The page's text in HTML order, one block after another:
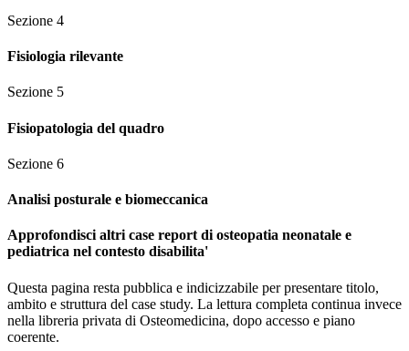
Sezione 4
Fisiologia rilevante
Sezione 5
Fisiopatologia del quadro
Sezione 6
Analisi posturale e biomeccanica
Approfondisci altri case report di osteopatia neonatale e
pediatrica nel contesto disabilita'
Questa pagina resta pubblica e indicizzabile per presentare titolo,
ambito e struttura del case study. La lettura completa continua invece
nella libreria privata di Osteomedicina, dopo accesso e piano
coerente.